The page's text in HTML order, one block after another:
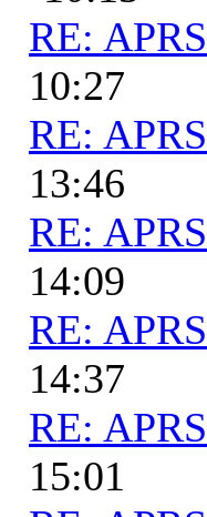
RE:
10:27
RE:
13:46
RE:
14:09
RE:
14:37
RE:
15:01